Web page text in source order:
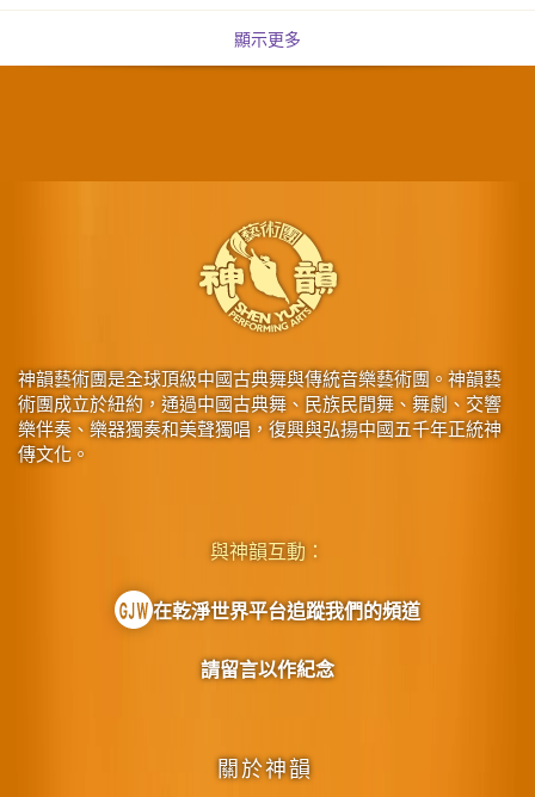
顯示更多
神韻藝術團是全球頂級中國古典舞與傳統音樂藝術團。神韻藝
術團成立於紐約，通過中國古典舞、民族民間舞、舞劇、交響
樂伴奏、樂器獨奏和美聲獨唱，復興與弘揚中國五千年正統神
傳文化。
關於神韻
與神韻互動：
在乾淨世界平台追蹤我們的頻道
請留言以作紀念